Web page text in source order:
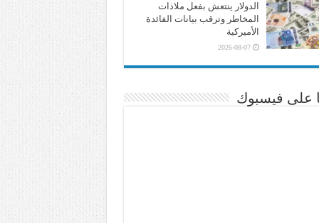
الدولار ينتعش بفعل ملاذات
المخاطر وترقب بيانات الفائدة
الأميركية
2026-08-07
على فيسبوك